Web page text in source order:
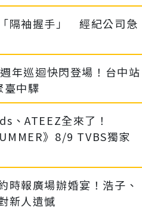
隔袖握手」 經紀公司急
年巡迴快閃登場！台中站
中驛
、ATEEZ全來了！
》8/9 TVBS獨家
時報廣場辦婚宴！浩子、
新人遺憾